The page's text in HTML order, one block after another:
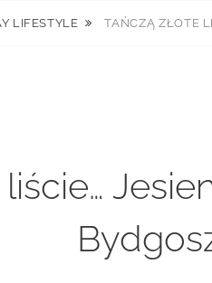
LIFESTYLE TAŃCZĄ ZŁOTE
liście…